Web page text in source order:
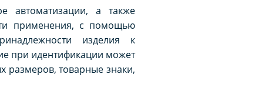
автоматизации, а также
применения, с помощью
изделия к
при идентификации может
размеров, товарные знаки,